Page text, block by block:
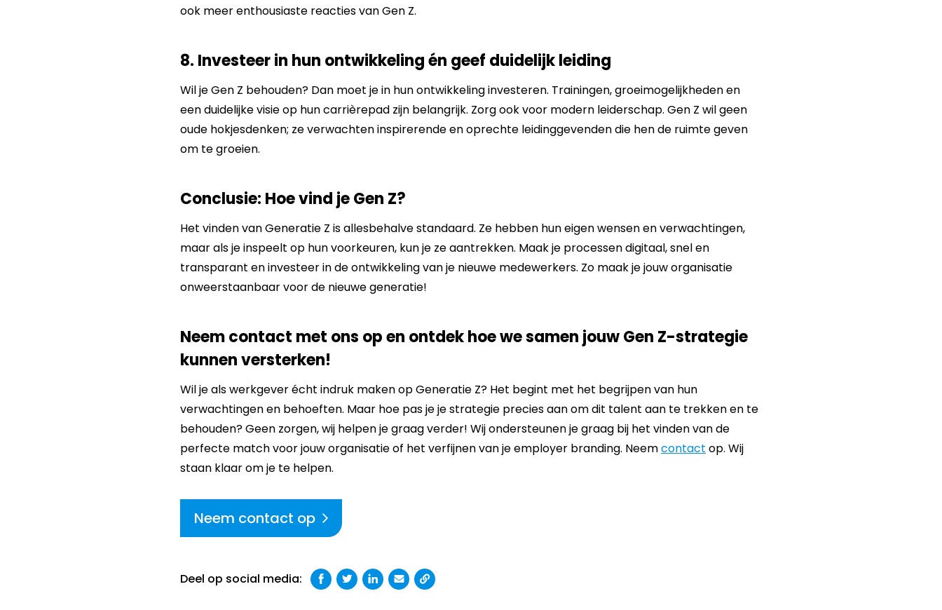
ook meer enthousiaste reacties van Gen Z.
8. Investeer in hun ontwikkeling én geef duidelijk leiding
Wil je Gen Z behouden? Dan moet je in hun ontwikkeling investeren. Trainingen, groeimogelijkheden en
een duidelijke visie op hun carrièrepad zijn belangrijk. Zorg ook voor modern leiderschap. Gen Z wil geen
oude hokjesdenken; ze verwachten inspirerende en oprechte leidinggevenden die hen de ruimte geven
om te groeien.
Conclusie: Hoe vind je Gen Z?
Het vinden van Generatie Z is allesbehalve standaard. Ze hebben hun eigen wensen en verwachtingen,
maar als je inspeelt op hun voorkeuren, kun je ze aantrekken. Maak je processen digitaal, snel en
transparant en investeer in de ontwikkeling van je nieuwe medewerkers. Zo maak je jouw organisatie
onweerstaanbaar voor de nieuwe generatie!
Neem contact met ons op en ontdek hoe we samen jouw Gen Z-strategie
kunnen versterken!
Wil je als werkgever écht indruk maken op Generatie Z? Het begint met het begrijpen van hun
verwachtingen en behoeften. Maar hoe pas je je strategie precies aan om dit talent aan te trekken en te
behouden? Geen zorgen, wij helpen je graag verder! Wij ondersteunen je graag bij het vinden van de
perfecte match voor jouw organisatie of het verfijnen van je employer branding. Neemcontact op. Wij
staan klaar om je te helpen.
Neem contact op
Deel op social media: